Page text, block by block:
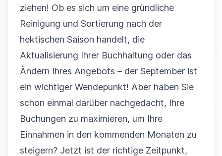
ziehen! Ob es sich um eine gründliche
Reinigung und Sortierung nach der
hektischen Saison handelt, die
Aktualisierung Ihrer Buchhaltung oder das
Ändern Ihres Angebots – der September ist
ein wichtiger Wendepunkt! Aber haben Sie
schon einmal darüber nachgedacht, Ihre
Buchungen zu maximieren, um Ihre
Einnahmen in den kommenden Monaten zu
steigern? Jetzt ist der richtige Zeitpunkt,